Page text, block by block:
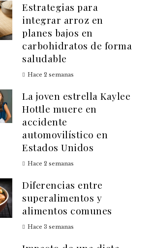
Estrategias para
integrar arroz en
planes bajos en
carbohidratos de forma
saludable
Hace 2 semanas
La joven estrella Kaylee
Hottle muere en
accidente
automovilístico en
Estados Unidos
Hace 2 semanas
Diferencias entre
superalimentos y
alimentos comunes
Hace 3 semanas